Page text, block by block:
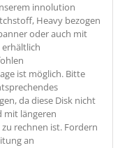
innolution
Heavy bezogen
oder auch mit
erhältlich
ist möglich. Bitte
da diese Disknicht
mit längeren
rechnen ist. Fordern
an